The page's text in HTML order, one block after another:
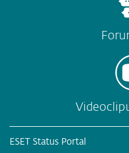
ESET Status Portal